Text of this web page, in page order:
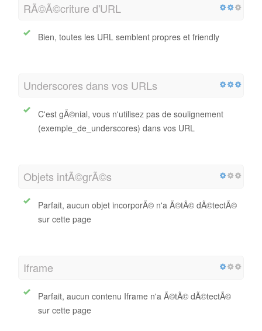
RÃ©Ã©criture d'URL
Bien, toutes les URL semblent propres et friendly
Underscores dans vos URLs
C'est gÃ©nial, vous n'utilisez pas de soulignement
(exemple_de_underscores) dans vos URL
Objets intÃ©grÃ©s
Parfait, aucun objet incorporÃ© n'a Ã©tÃ© dÃ©tectÃ©
sur cette page
Iframe
Parfait, aucun contenu Iframe n'a Ã©tÃ© dÃ©tectÃ©
sur cette page